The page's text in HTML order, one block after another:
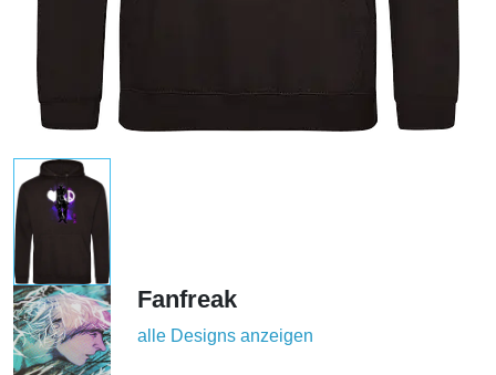
Fanfreak
alle Designs anzeigen